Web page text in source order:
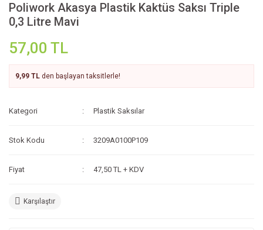
Poliwork Akasya Plastik Kaktüs Saksı Triple
0,3 Litre Mavi
57,00 TL
9,99 TL den başlayan taksitlerle!
Kategori Plastik Saksılar
Stok Kodu 3209A0100P109
Fiyat 47,50 TL + KDV
Karşılaştır